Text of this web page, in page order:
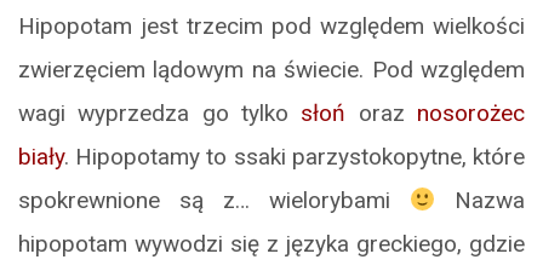
Hipopotam jest trzecim pod względem wielkości
zwierzęciem lądowym na świecie. Pod względem
wagi wyprzedza go tylko słoń oraz nosorożec
biały. Hipopotamy to ssaki parzystokopytne, które
spokrewnione są z… wielorybami
Nazwa
hipopotam wywodzi się z języka greckiego, gdzie